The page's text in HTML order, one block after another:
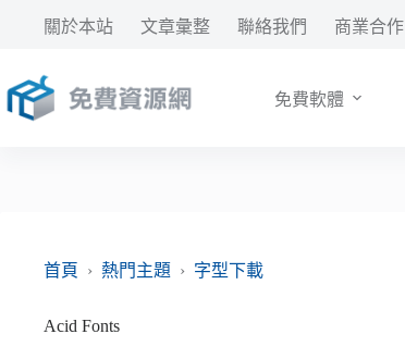
要
內
關於本站 文章彙整 聯絡我們 商業合作
免費軟體
首頁 › 熱門主題 › 字型下載
Acid Fonts